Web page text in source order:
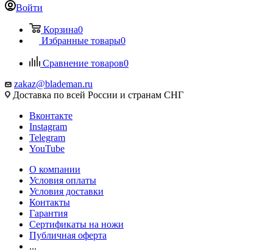
Войти
Корзина0
Избранные товары0
Сравнение товаров0
zakaz@blademan.ru
Доставка по всей России и странам СНГ
Вконтакте
Instagram
Telegram
YouTube
О компании
Условия оплаты
Условия доставки
Контакты
Гарантия
Сертификаты на ножи
Публичная оферта
...